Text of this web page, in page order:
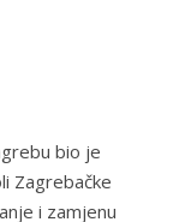
bio je
Zagrebačke
i zamjenu